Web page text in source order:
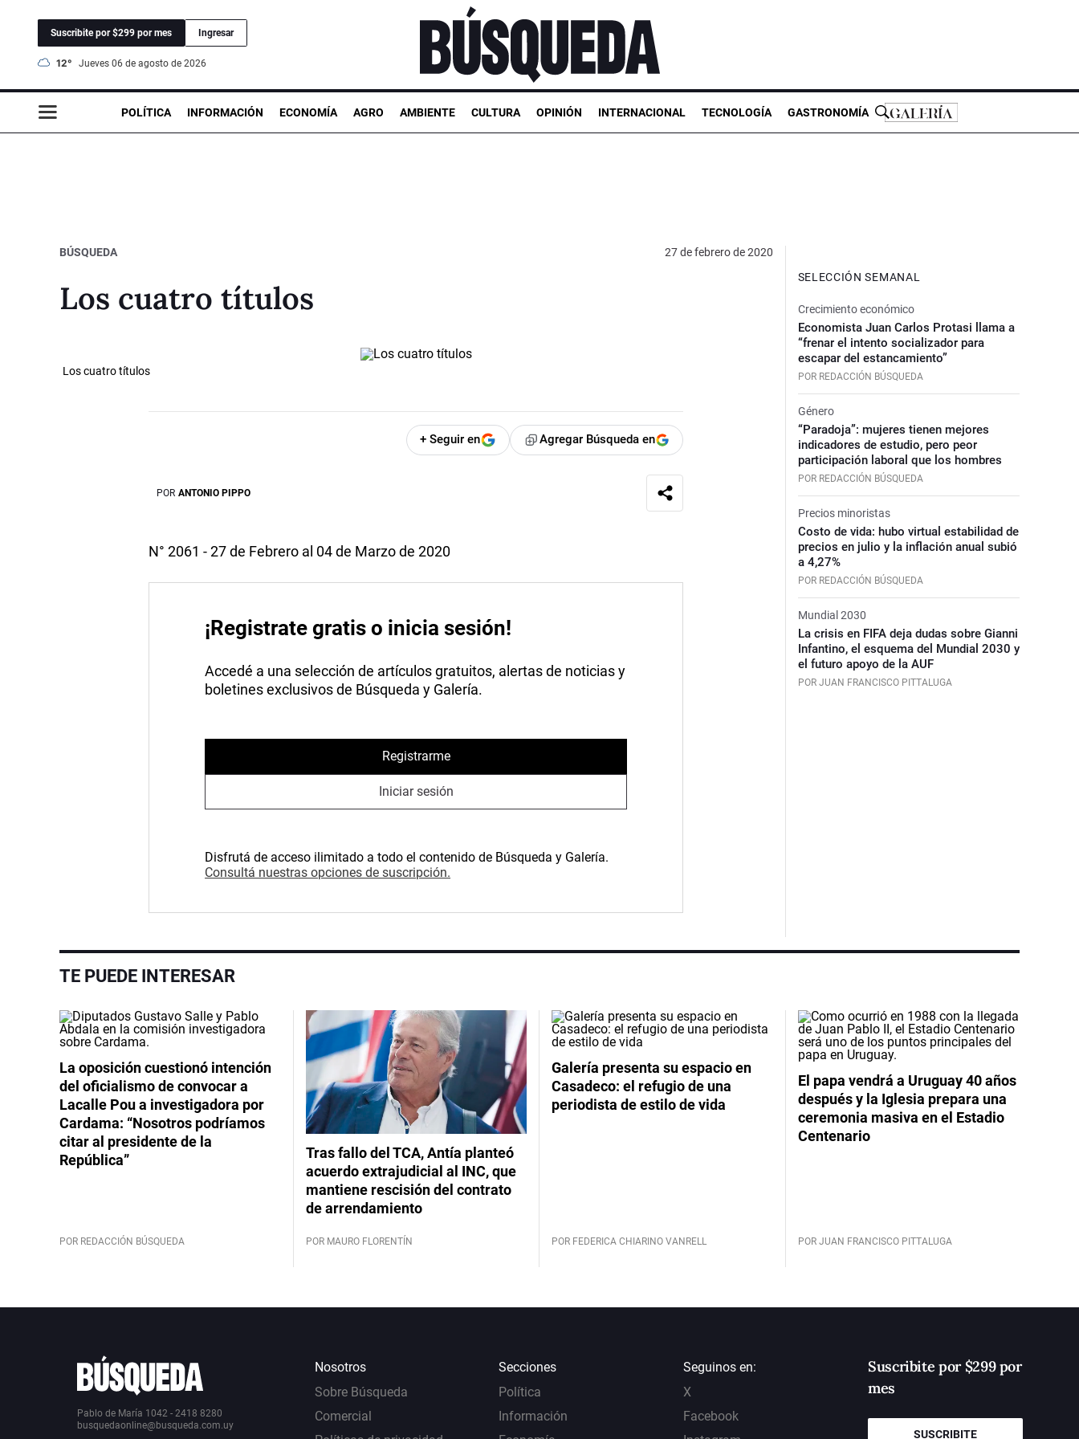
Suscribite por $299 por mes Ingresar
12° jueves 06 de agosto de 2026
POLÍTICA INFORMACIÓN ECONOMÍA AGRO AMBIENTE CULTURA OPINIÓN INTERNACIONAL TECNOLOGÍA GASTRONOMÍA
BÚSQUEDA 27 de febrero de 2020
Los cuatro títulos
Los cuatro títulos
+ Seguir en Agregar Búsqueda en
POR ANTONIO PIPPO
N° 2061 - 27 de Febrero al 04 de Marzo de 2020
¡Registrate gratis o inicia sesión!
Accedé a una selección de artículos gratuitos, alertas de noticias y
boletines exclusivos de Búsqueda y Galería.
Registrarme
Iniciar sesión
Disfrutá de acceso ilimitado a todo el contenido de Búsqueda y Galería.
Consultá nuestras opciones de suscripción.
SELECCIÓN SEMANAL
Crecimiento económico
Economista Juan Carlos Protasi llama a
“frenar el intento socializador para
escapar del estancamiento”
POR REDACCIÓN BÚSQUEDA
Género
“Paradoja”: mujeres tienen mejores
indicadores de estudio, pero peor
participación laboral que los hombres
POR REDACCIÓN BÚSQUEDA
Precios minoristas
Costo de vida: hubo virtual estabilidad de
precios en julio y la inflación anual subió
a 4,27%
POR REDACCIÓN BÚSQUEDA
Mundial 2030
La crisis en FIFA deja dudas sobre Gianni
Infantino, el esquema del Mundial 2030 y
el futuro apoyo de la AUF
POR JUAN FRANCISCO PITTALUGA
TE PUEDE INTERESAR
La oposición cuestionó intención
del oficialismo de convocar a
Lacalle Pou a investigadora por
Cardama: “Nosotros podríamos
citar al presidente de la
República”
POR REDACCIÓN BÚSQUEDA
Tras fallo del TCA, Antía planteó
acuerdo extrajudicial al INC, que
mantiene rescisión del contrato
de arrendamiento
POR MAURO FLORENTÍN
Galería presenta su espacio en
Casadeco: el refugio de una
periodista de estilo de vida
POR FEDERICA CHIARINO VANRELL
El papa vendrá a Uruguay 40 años
después y la Iglesia prepara una
ceremonia masiva en el Estadio
Centenario
POR JUAN FRANCISCO PITTALUGA
Pablo de María 1042 - 2418 8280
busquedaonline@busqueda.com.uy
Nosotros
Sobre Búsqueda
Comercial
Secciones
Política
Información
Seguinos en:
X
Facebook
Suscribite por $299 por
mes
SUSCRIBITE